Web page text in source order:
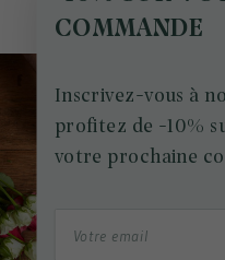
COMMANDE
Inscrivez-vous à
profitez de -10%
votre prochaine